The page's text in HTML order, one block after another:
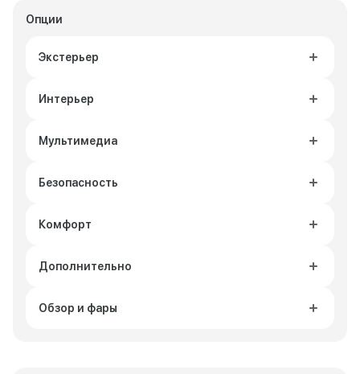
Опции
Экстерьер
Интерьер
Мультимедиа
Безопасность
Комфорт
Дополнительно
Обзор и фары